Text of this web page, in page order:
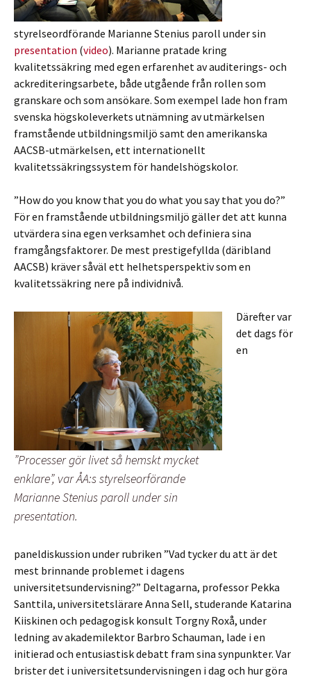
styrelseordförande Marianne Stenius paroll under sin
presentation (video). Marianne pratade kring
kvalitetssäkring med egen erfarenhet av auditerings- och
ackrediteringsarbete, både utgående från rollen som
granskare och som ansökare. Som exempel lade hon fram
svenska högskoleverkets utnämning av utmärkelsen
framstående utbildningsmiljö samt den amerikanska
AACSB-utmärkelsen, ett internationellt
kvalitetssäkringssystem för handelshögskolor.
”How do you know that you do what you say that you do?”
För en framstående utbildningsmiljö gäller det att kunna
utvärdera sina egen verksamhet och definiera sina
framgångsfaktorer. De mest prestigefyllda (däribland
AACSB) kräver såväl ett helhetsperspektiv som en
kvalitetssäkring nere på individnivå.
”Processer gör livet så hemskt mycket
enklare”, var ÅA:s styrelseorförande
Marianne Stenius paroll under sin
presentation.
Därefter var
det dags för
en
paneldiskussion under rubriken ”Vad tycker du att är det
mest brinnande problemet i dagens
universitetsundervisning?” Deltagarna, professor Pekka
Santtila, universitetslärare Anna Sell, studerande Katarina
Kiiskinen och pedagogisk konsult Torgny Roxå, under
ledning av akademilektor Barbro Schauman, lade i en
initierad och entusiastisk debatt fram sina synpunkter. Var
brister det i universitetsundervisningen i dag och hur göra